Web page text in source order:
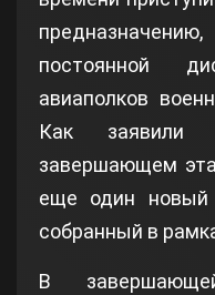
постоянной
авиаполков
Как заявили
завершающем
еще один новый
собранный в
В